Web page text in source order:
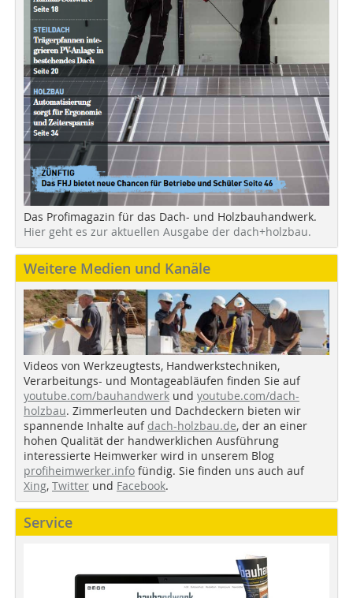
Das Profimagazin für das Dach- und Holzbauhandwerk.
Hier geht es zur aktuellen Ausgabe der dach+holzbau.
Weitere Medien und Kanäle
Videos von Werkzeugtests, Handwerkstechniken,
Verarbeitungs- und Montageabläufen finden Sie auf
youtube.com/bauhandwerk und youtube.com/dach-
holzbau. Zimmerleuten und Dachdeckern bieten wir
spannende Inhalte auf dach-holzbau.de, der an einer
hohen Qualität der handwerklichen Ausführung
interessierte Heimwerker wird in unserem Blog
profiheimwerker.info fündig. Sie finden uns auch auf
Xing, Twitter und Facebook.
Service